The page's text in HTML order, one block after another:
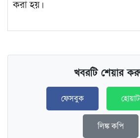
করা হয়।
খবরটি শেয়ার
ফেসবুক
লিঙ্ক কপি